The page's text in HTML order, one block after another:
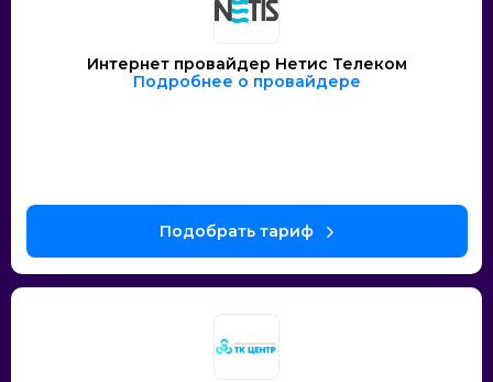
Интернет провайдер Нетис Телеком
Подробнее о провайдере